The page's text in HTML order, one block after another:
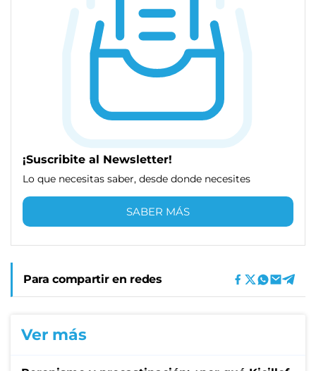
¡Suscribite al Newsletter!
Lo que necesitas saber, desde donde necesites
SABER MÁS
Para compartir en redes
Ver más